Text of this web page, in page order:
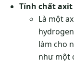
Tính chất
Là một
làm cho
như một